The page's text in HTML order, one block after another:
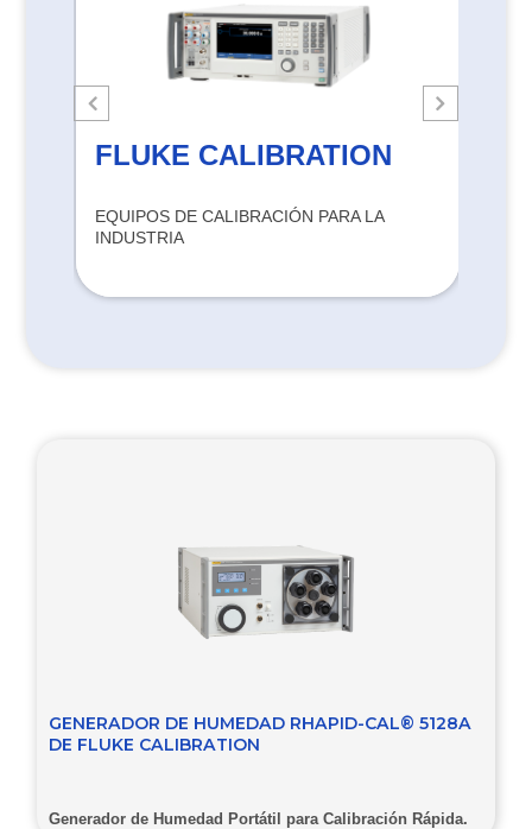
FLUKE CALIBRATION
EQUIPOS DE CALIBRACIÓN PARA LA
INDUSTRIA
GENERADOR DE HUMEDAD RHAPID-CAL® 5128A
DE FLUKE CALIBRATION
Generador de Humedad Portátil para Calibración Rápida.